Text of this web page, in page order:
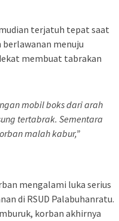
terjatuh tepat saat
menuju
membuat tabrakan
mobil boks dari arah
tertabrak. Sementara
malah kabur,”
mengalami luka serius
di RSUD Palabuhanratu.
korban akhirnya